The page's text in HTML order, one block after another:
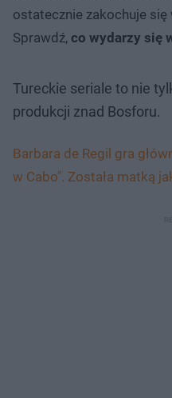
ostatecznie zakochuje
Sprawdź, co wydarzy się
Tureckie seriale to nie
produkcji znad Bosforu.
Barbara de Regil gra
w Cabo". Została matką